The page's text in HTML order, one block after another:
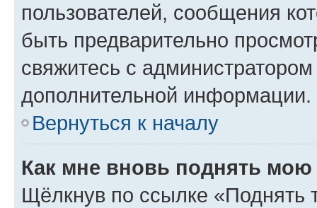
пользователей, сообщения
быть предварительно
свяжитесь с
дополнительной информации.
Вернуться к началу
Как мне вновь поднять мою
Щёлкнув по ссылке «Поднять